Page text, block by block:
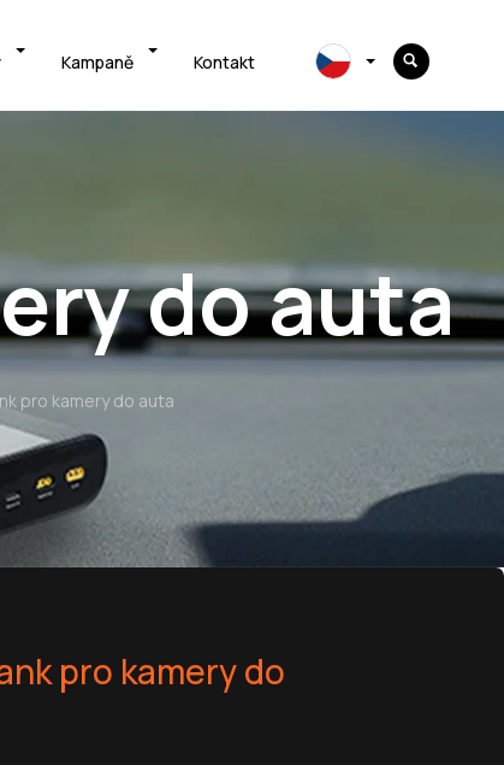
Kampaně Kontakt
do auta
pro kamery do auta
pro kamery do